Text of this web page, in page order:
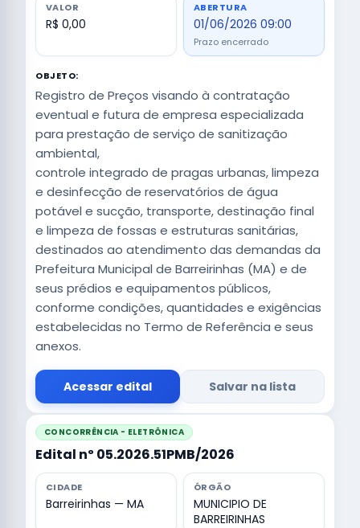
VALOR
R$ 0,00
ABERTURA
01/06/2026 09:00
Prazo encerrado
OBJETO:
Registro de Preços visando à contratação
eventual e futura de empresa especializada
para prestação de serviço de sanitização
ambiental,
controle integrado de pragas urbanas, limpeza
e desinfecção de reservatórios de água
potável e sucção, transporte, destinação final
e limpeza de fossas e estruturas sanitárias,
destinados ao atendimento das demandas da
Prefeitura Municipal de Barreirinhas (MA) e de
seus prédios e equipamentos públicos,
conforme condições, quantidades e exigências
estabelecidas no Termo de Referência e seus
anexos.
Acessar edital Salvar na lista
CONCORRÊNCIA - ELETRÔNICA
Edital nº 05.2026.51PMB/2026
CIDADE
Barreirinhas — MA
ÓRGÃO
MUNICIPIO DE
BARREIRINHAS